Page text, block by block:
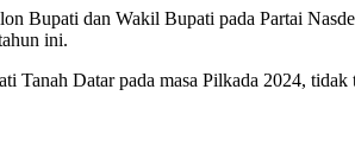
Bupati dan Wakil Bupati pada Partai
ini.
Tanah Datar pada masa Pilkada 2024,